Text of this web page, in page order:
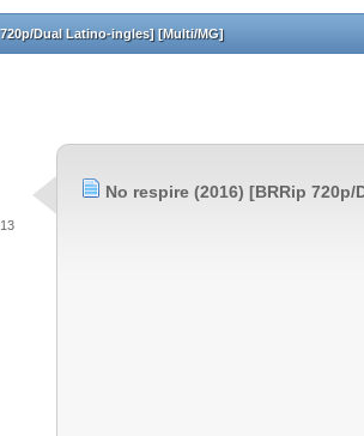
Dual Latino-ingles] [Multi/MG]
No respire (2016) [BRRip